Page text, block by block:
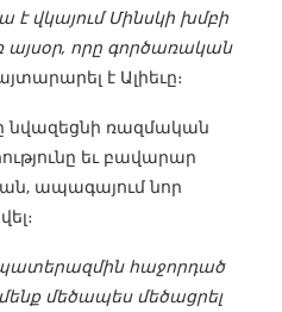
է վկայում Մինսկի խմբի
որը գործառական
է Ալիեւը։
նվազեցնի ռազմական
եւ բավարար
ապագայում նոր
հաջորդած
մեծապես մեծացրել